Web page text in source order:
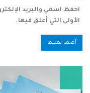
احفظ اسمي والبريد
الأولى التي أعلق فيها.